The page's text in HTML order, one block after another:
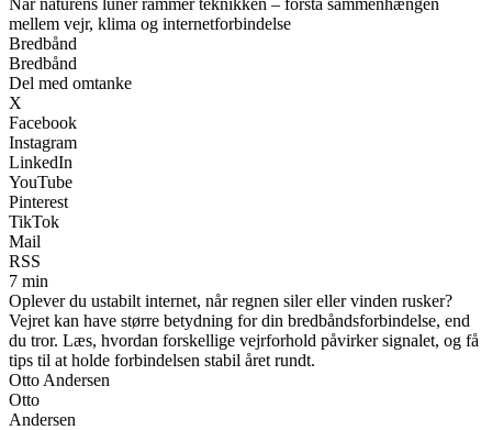
mellem vejr, klima og internetforbindelse
Bredbånd
Bredbånd
Del med omtanke
X
Facebook
Instagram
LinkedIn
YouTube
Pinterest
TikTok
Mail
RSS
7 min
Oplever du ustabilt internet, når regnen siler eller vinden rusker?
Vejret kan have større betydning for din bredbåndsforbindelse, end
du tror. Læs, hvordan forskellige vejrforhold påvirker signalet, og få
tips til at holde forbindelsen stabil året rundt.
Otto Andersen
Otto
Andersen